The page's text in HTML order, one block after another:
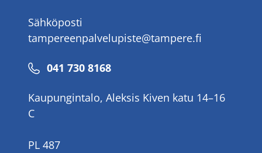
Sähköposti
tampereenpalvelupiste@tampere.fi
Puhelinnumero
041 730 8168
Kaupungintalo, Aleksis Kiven katu 14–16
C
PL 487